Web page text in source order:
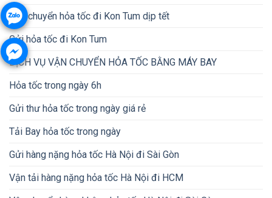
Vận chuyển hỏa tốc đi Kon Tum dịp tết
Gửi hỏa tốc đi Kon Tum
DỊCH VỤ VẬN CHUYỂN HỎA TỐC BẰNG MÁY BAY
Hỏa tốc trong ngày 6h
Gửi thư hỏa tốc trong ngày giá rẻ
Tải Bay hỏa tốc trong ngày
Gửi hàng nặng hỏa tốc Hà Nội đi Sài Gòn
Vận tải hàng nặng hỏa tốc Hà Nội đi HCM